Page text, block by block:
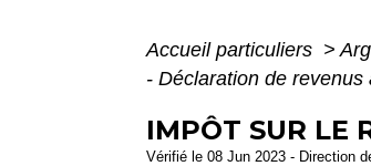
Accueil particuliers >
- Déclaration de revenus
IMPÔT SUR LE
Vérifié le 08 Jun 2023 - Direction